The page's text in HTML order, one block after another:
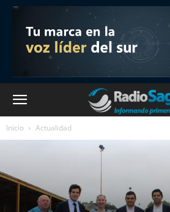
Inicio Actualidad